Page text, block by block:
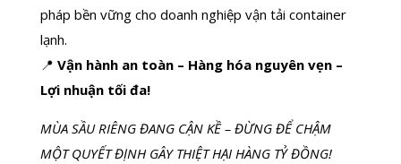
pháp bền vững cho doanh nghiệp vận tải container
lạnh.
📍 Vận hành an toàn – Hàng hóa nguyên vẹn –
Lợi nhuận tối đa!
MÙA SẦU RIÊNG ĐANG CẬN KỀ – ĐỪNG ĐỂ CHẬM
MỘT QUYẾT ĐỊNH GÂY THIỆT HẠI HÀNG TỶ ĐỒNG!